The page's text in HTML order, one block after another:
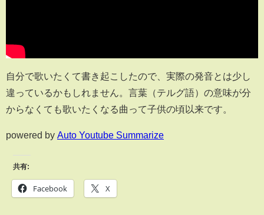
自分で歌いたくて書き起こしたので、実際の発音とは少し
違っているかもしれません。言葉（テルグ語）の意味が分
からなくても歌いたくなる曲って子供の頃以来です。
powered by Auto Youtube Summarize
共有:
Facebook X